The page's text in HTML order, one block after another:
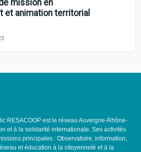
mission en
et animation territorial
RESACOOP est le réseau Auvergne-Rhône-
et à la solidarité internationale. Ses activités
principales : Observatoire, information,
et éducation à la citoyenneté et à la